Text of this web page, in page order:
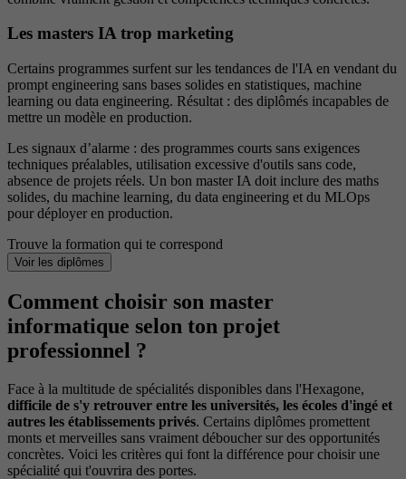
Les masters IA trop marketing
Certains programmes surfent sur les tendances de l'IA en vendant du
prompt engineering sans bases solides en statistiques, machine
learning ou data engineering. Résultat : des diplômés incapables de
mettre un modèle en production.
Les signaux d’alarme : des programmes courts sans exigences
techniques préalables, utilisation excessive d'outils sans code,
absence de projets réels. Un bon master IA doit inclure des maths
solides, du machine learning, du data engineering et du MLOps
pour déployer en production.
Trouve la formation qui te correspond
Voir les diplômes
Comment choisir son master
informatique selon ton projet
professionnel ?
Face à la multitude de spécialités disponibles dans l'Hexagone,
difficile de s'y retrouver entre les universités, les écoles d'ingé et
autres les établissements privés. Certains diplômes promettent
monts et merveilles sans vraiment déboucher sur des opportunités
concrètes. Voici les critères qui font la différence pour choisir une
spécialité qui t'ouvrira des portes.